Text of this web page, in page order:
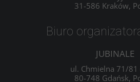
Biuro
JUBINALE
ul. Chmielna 71/81
80-748 Gdańsk,
31-586 Kraków,